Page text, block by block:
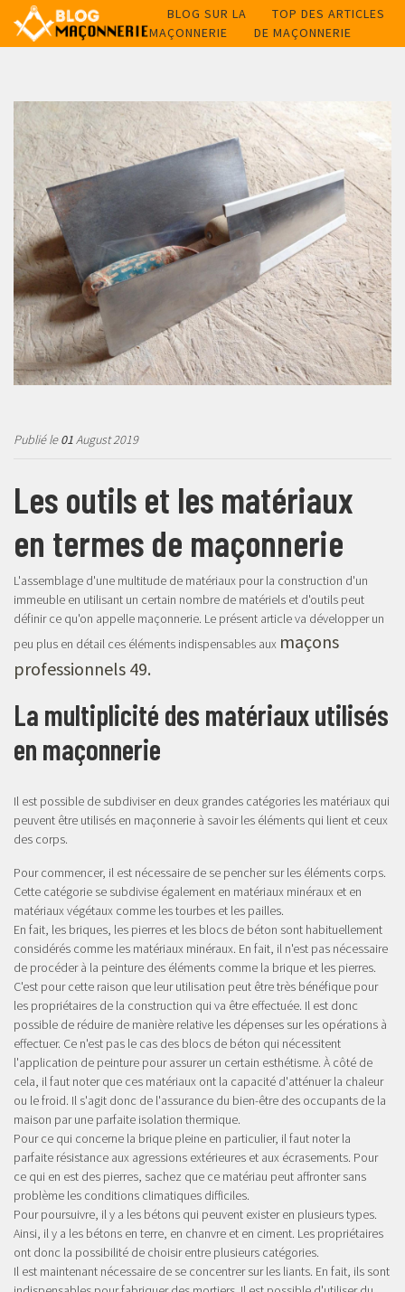
BLOG SUR LA
MAÇONNERIE
TOP DES ARTICLES
DE MAÇONNERIE
Publié le01 August 2019
Les outils et les matériaux
en termes de maçonnerie
L'assemblage d'une multitude de matériaux pour la construction d'un
immeuble en utilisant un certain nombre de matériels et d'outils peut
définir ce qu'on appelle maçonnerie. Le présent article va développer un
peu plus en détail ces éléments indispensables aux maçons
professionnels 49.
La multiplicité des matériaux utilisés
en maçonnerie
Il est possible de subdiviser en deux grandes catégories les matériaux qui
peuvent être utilisés en maçonnerie à savoir les éléments qui lient et ceux
des corps.
Pour commencer, il est nécessaire de se pencher sur les éléments corps.
Cette catégorie se subdivise également en matériaux minéraux et en
matériaux végétaux comme les tourbes et les pailles.
En fait, les briques, les pierres et les blocs de béton sont habituellement
considérés comme les matériaux minéraux. En fait, il n'est pas nécessaire
de procéder à la peinture des éléments comme la brique et les pierres.
C'est pour cette raison que leur utilisation peut être très bénéfique pour
les propriétaires de la construction qui va être effectuée. Il est donc
possible de réduire de manière relative les dépenses sur les opérations à
effectuer. Ce n'est pas le cas des blocs de béton qui nécessitent
l'application de peinture pour assurer un certain esthétisme. À côté de
cela, il faut noter que ces matériaux ont la capacité d'atténuer la chaleur
ou le froid. Il s'agit donc de l'assurance du bien-être des occupants de la
maison par une parfaite isolation thermique.
Pour ce qui concerne la brique pleine en particulier, il faut noter la
parfaite résistance aux agressions extérieures et aux écrasements. Pour
ce qui en est des pierres, sachez que ce matériau peut affronter sans
problème les conditions climatiques difficiles.
Pour poursuivre, il y a les bétons qui peuvent exister en plusieurs types.
Ainsi, il y a les bétons en terre, en chanvre et en ciment. Les propriétaires
ont donc la possibilité de choisir entre plusieurs catégories.
Il est maintenant nécessaire de se concentrer sur les liants. En fait, ils sont